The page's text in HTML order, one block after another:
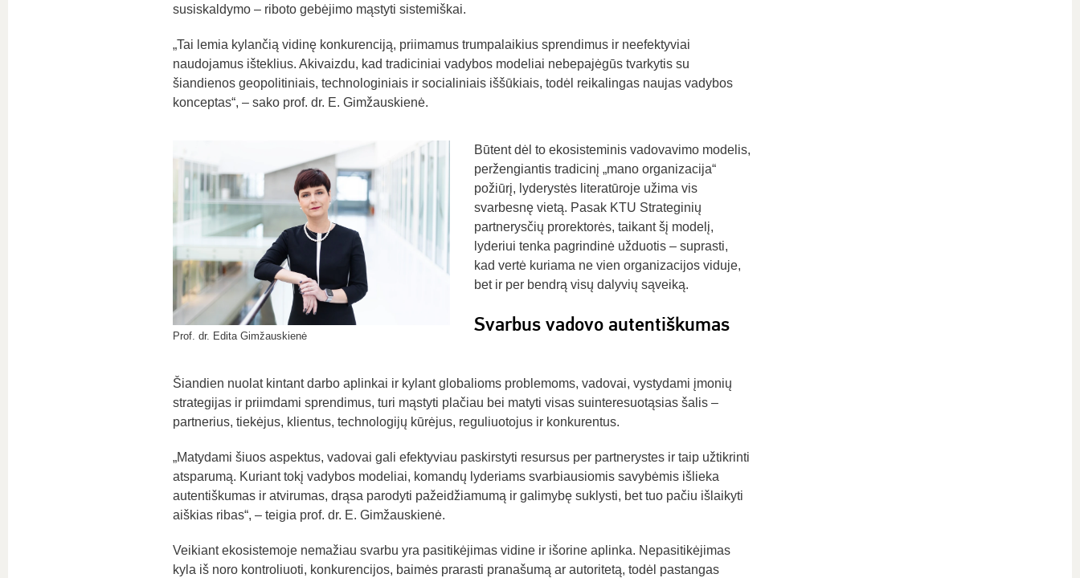
susiskaldymo – riboto gebėjimo mąstyti sistemiškai.
„Tai lemia kylančią vidinę konkurenciją, priimamus trumpalaikius sprendimus ir neefektyviai
naudojamus išteklius. Akivaizdu, kad tradiciniai vadybos modeliai nebepajėgūs tvarkytis su
šiandienos geopolitiniais, technologiniais ir socialiniais iššūkiais, todėl reikalingas naujas vadybos
konceptas“, – sako prof. dr. E. Gimžauskienė.
Prof. dr. Edita Gimžauskienė
Būtent dėl to ekosisteminis vadovavimo modelis,
peržengiantis tradicinį „mano organizacija“
požiūrį, lyderystės literatūroje užima vis
svarbesnę vietą. Pasak KTU Strateginių
partnerysčių prorektorės, taikant šį modelį,
lyderiui tenka pagrindinė užduotis – suprasti,
kad vertė kuriama ne vien organizacijos viduje,
bet ir per bendrą visų dalyvių sąveiką.
Svarbus vadovo autentiškumas
Šiandien nuolat kintant darbo aplinkai ir kylant globalioms problemoms, vadovai, vystydami įmonių
strategijas ir priimdami sprendimus, turi mąstyti plačiau bei matyti visas suinteresuotąsias šalis –
partnerius, tiekėjus, klientus, technologijų kūrėjus, reguliuotojus ir konkurentus.
„Matydami šiuos aspektus, vadovai gali efektyviau paskirstyti resursus per partnerystes ir taip užtikrinti
atsparumą. Kuriant tokį vadybos modeliai, komandų lyderiams svarbiausiomis savybėmis išlieka
autentiškumas ir atvirumas, drąsa parodyti pažeidžiamumą ir galimybę suklysti, bet tuo pačiu išlaikyti
aiškias ribas“, – teigia prof. dr. E. Gimžauskienė.
Veikiant ekosistemoje nemažiau svarbu yra pasitikėjimas vidine ir išorine aplinka. Nepasitikėjimas
kyla iš noro kontroliuoti, konkurencijos, baimės prarasti pranašumą ar autoritetą, todėl pastangas